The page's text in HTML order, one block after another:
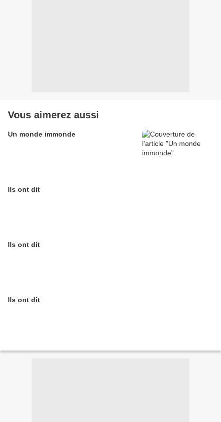
Vous aimerez aussi
Un monde immonde
Ils ont dit
Ils ont dit
Ils ont dit